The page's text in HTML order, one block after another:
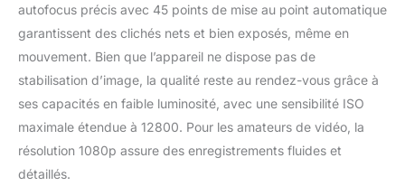
autofocus précis avec 45 points de mise au point automatique
garantissent des clichés nets et bien exposés, même en
mouvement. Bien que l’appareil ne dispose pas de
stabilisation d’image, la qualité reste au rendez-vous grâce à
ses capacités en faible luminosité, avec une sensibilité ISO
maximale étendue à 12800. Pour les amateurs de vidéo, la
résolution 1080p assure des enregistrements fluides et
détaillés.